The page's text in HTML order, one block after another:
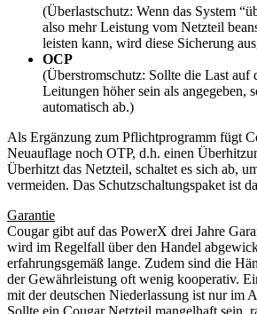
(Überlastschutz: Wenn das System
also mehr Leistung vom Netzteil
leisten kann, wird diese Sicherung
OCP
(Überstromschutz: Sollte die Last auf
Leitungen höher sein als angegeben,
automatisch ab.)
Als Ergänzung zum Pflichtprogramm fügt
Neuauflage noch OTP, d.h. einen
Überhitzt das Netzteil, schaltet es sich ab,
vermeiden. Das Schutzschaltungspaket ist
Garantie
Cougar gibt auf das PowerX drei Jahre
wird im Regelfall über den Handel
erfahrungsgemäß lange. Zudem sind die
der Gewährleistung oft wenig kooperativ.
mit der deutschen Niederlassung ist nur im